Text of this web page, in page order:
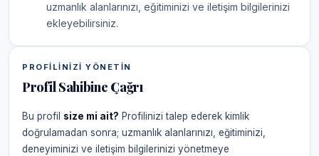
uzmanlık alanlarınızı, eğitiminizi ve iletişim bilgilerinizi
ekleyebilirsiniz.
PROFILINIZI YÖNETIN
Profil Sahibine Çağrı
Bu profil size mi ait? Profilinizi talep ederek kimlik
doğrulamadan sonra; uzmanlık alanlarınızı, eğitiminizi,
deneyiminizi ve iletişim bilgilerinizi yönetmeye